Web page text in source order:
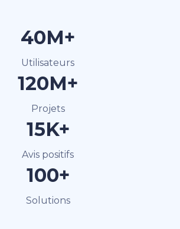
40M+
Utilisateurs
120M+
Projets
15K+
Avis positifs
100+
Solutions